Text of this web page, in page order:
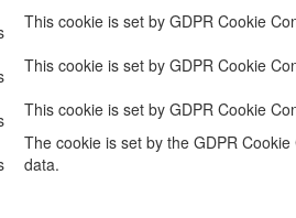
This cookie is set by GDPR Cookie
This cookie is set by GDPR Cookie
This cookie is set by GDPR Cookie
The cookie is set by the GDPR
data.